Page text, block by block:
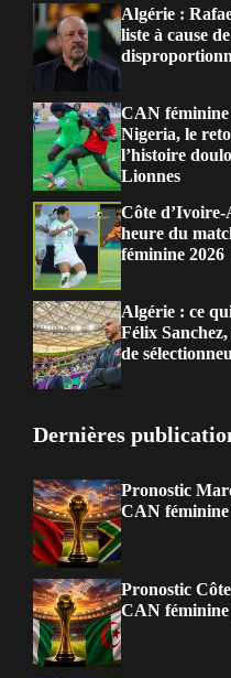
Algérie :
liste à cause
CAN
Nigeria, le
l’histoire
Lionnes
Côte
heure du
féminine 2026
Algérie : ce
Félix
de
Dernières
Pronostic
CAN féminine
Pronostic
CAN féminine